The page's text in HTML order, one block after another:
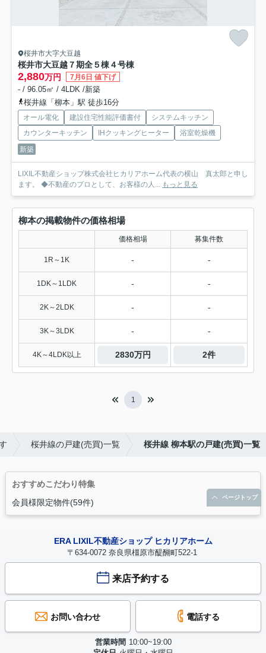
桜井市大字大豆越
桜井市大豆越７期全５棟４号棟
2,880万円 7月6日 値下げ
- / 96.05㎡ / 4LDK /新築
桜井線「柳本」駅 徒歩16分
オール電化 建設住宅性能評価書付
システムキッチン
カウンターキッチン
IHクッキングヒーター
浴室乾燥機
新築
LIXIL不動産ショップ株式会社ヒカリアホーム代表の横山 真太郎と申し
ます。 ◆不動産のプロとして、お客様の人...
もっと見る
柳本の掲載物件の価格相場
価格相場 募集件数
1R～1K - -
1DK～1LDK - -
2K～2LDK - -
3K～3LDK - -
4K～4LDK以上 2830万円 2件
1
桜井線の戸建(売買)一覧 桜井線 柳本駅の戸建(売買)一覧
おすすめこだわり特集
会員様限定物件(59件)
ERA LIXIL不動産ショップ ヒカリアホーム
〒634-0072 奈良県橿原市醍醐町522-1
来店予約する
お問い合わせ 電話する
営業時間 10:00~19:00
ページトップ